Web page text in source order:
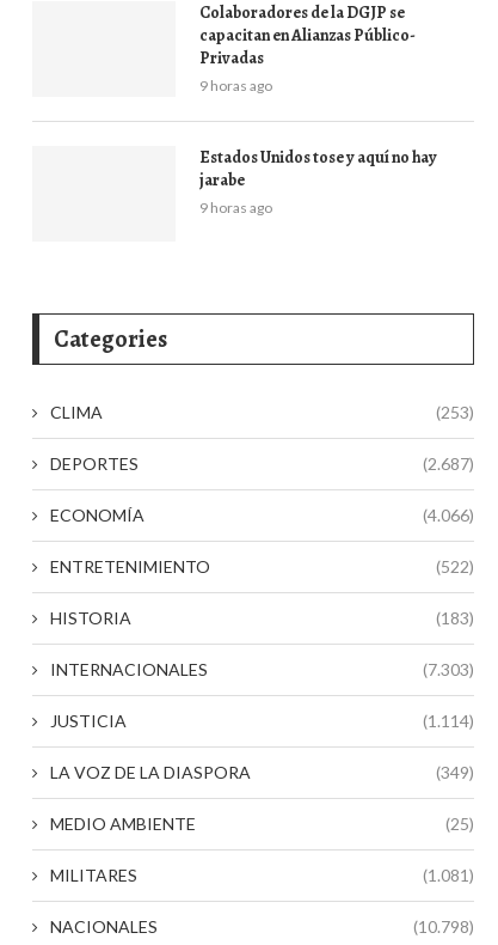
Colaboradores de la DGJP se
capacitan en Alianzas Público-
Privadas
9 horas ago
Estados Unidos tose y aquí no hay
jarabe
9 horas ago
Categories
CLIMA (253)
DEPORTES (2.687)
ECONOMÍA (4.066)
ENTRETENIMIENTO (522)
HISTORIA (183)
INTERNACIONALES (7.303)
JUSTICIA (1.114)
LA VOZ DE LA DIASPORA (349)
MEDIO AMBIENTE (25)
MILITARES (1.081)
NACIONALES (10.798)